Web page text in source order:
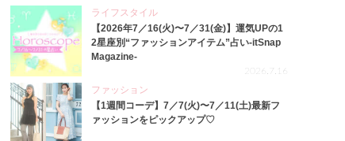
ライフスタイル
【2026年7／16(火)〜7／31(金)】運気UPの1
2星座別“ファッションアイテム”占い-itSnap
Magazine-
2026.7.16
ファッション
【1週間コーデ】7／7(火)〜7／11(土)最新フ
ァッションをピックアップ♡